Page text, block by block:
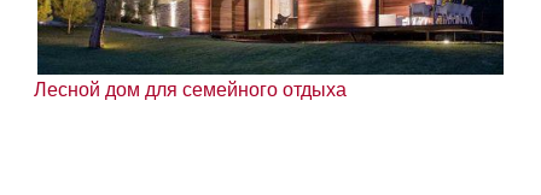
Лесной дом для семейного отдыха